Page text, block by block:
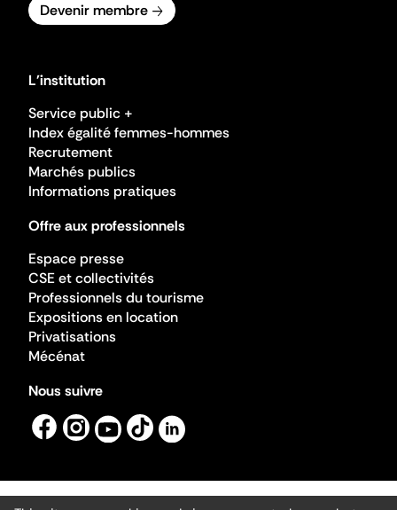
Devenir membre
L'institution
Service public +
Index égalité femmes-hommes
Recrutement
Marchés publics
Informations pratiques
Offre aux professionnels
Espace presse
CSE et collectivités
Professionnels du tourisme
Expositions en location
Privatisations
Mécénat
Nous suivre